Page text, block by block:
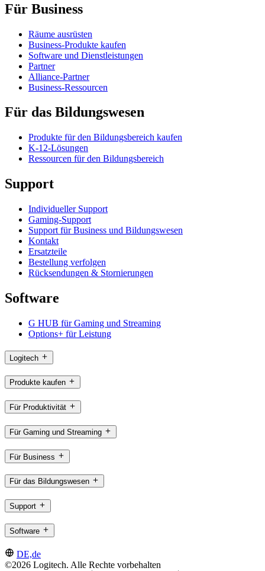
Für Business
Räume ausrüsten
Business-Produkte kaufen
Software und Dienstleistungen
Partner
Alliance-Partner
Business-Ressourcen
Für das Bildungswesen
Produkte für den Bildungsbereich kaufen
K-12-Lösungen
Ressourcen für den Bildungsbereich
Support
Individueller Support
Gaming-Support
Support für Business und Bildungswesen
Kontakt
Ersatzteile
Bestellung verfolgen
Rücksendungen & Stornierungen
Software
G HUB für Gaming und Streaming
Options+ für Leistung
Logitech
Produkte kaufen
Für Produktivität
Für Gaming und Streaming
Für Business
Für das Bildungswesen
Support
Software
DE,de
©2026 Logitech. Alle Rechte vorbehalten